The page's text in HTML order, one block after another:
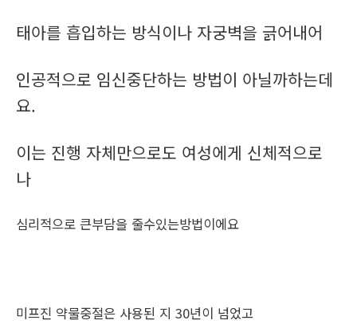
태아를 흡입하는 방식이나 자궁벽을 긁어내어
인공적으로 임신중단하는 방법이 아닐까하는데
요.
이는 진행 자체만으로도 여성에게 신체적으로
나
심리적으로 큰부담을 줄수있는방법이에요
미프진 약물중절은 사용된 지 30년이 넘었고